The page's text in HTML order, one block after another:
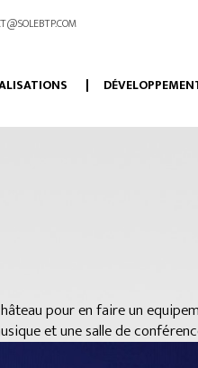
pour en faire un
et une salle de